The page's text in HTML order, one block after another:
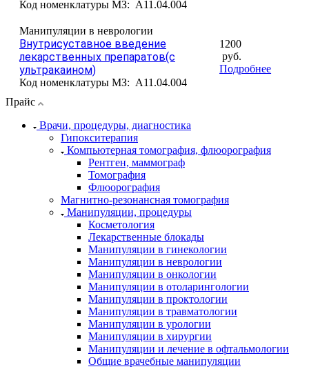
Код номенклатуры МЗ: A11.04.004
Манипуляции в неврологии
Внутрисуставное введение
лекарственных препаратов(с
ультракаином)
Код номенклатуры МЗ: A11.04.004
1200
руб.
Подробнее
Прайс
Врачи, процедуры, диагностика
Гипокситерапия
Компьютерная томография, флюорография
Рентген, маммограф
Томография
Флюорография
Магнитно-резонансная томография
Манипуляции, процедуры
Косметология
Лекарственные блокады
Манипуляции в гинекологии
Манипуляции в неврологии
Манипуляции в онкологии
Манипуляции в отоларингологии
Манипуляции в проктологии
Манипуляции в травматологии
Манипуляции в урологии
Манипуляции в хирургии
Манипуляции и лечение в офтальмологии
Общие врачебные манипуляции